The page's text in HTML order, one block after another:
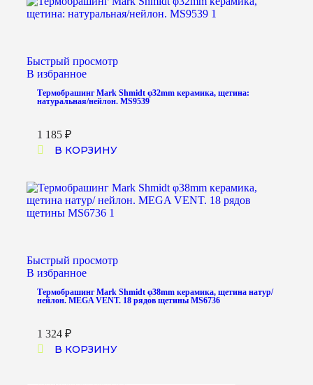
Быстрый просмотр
В избранное
Термобрашинг Mark Shmidt φ32mm керамика, щетина:
натуральная/нейлон. MS9539
1 185 ₽
В КОРЗИНУ
Быстрый просмотр
В избранное
Термобрашинг Mark Shmidt φ38mm керамика, щетина натур/
нейлон. MEGA VENT. 18 рядов щетины MS6736
1 324 ₽
В КОРЗИНУ